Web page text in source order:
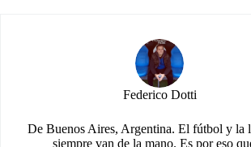
Federico Dotti
De Buenos Aires, Argentina. El fútbol y la
siempre van de la mano. Es por eso